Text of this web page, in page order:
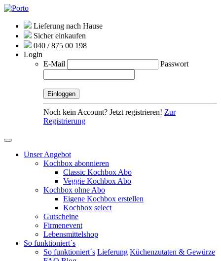
Lieferung nach Hause
Sicher einkaufen
040 / 875 00 198
Login
E-Mail
Passwort
Noch kein Account? Jetzt registrieren! Zur
Registrierung
Unser Angebot
Kochbox abonnieren
Classic Kochbox Abo
Veggie Kochbox Abo
Kochbox ohne Abo
Eigene Kochbox erstellen
Kochbox select
Gutscheine
Firmenevent
Lebensmittelshop
So funktioniert´s
So funktioniert´s Lieferung Küchenzutaten & Gewürze